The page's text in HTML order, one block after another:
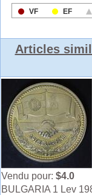
Articles
Vendu pour: $4.0
BULGARIA 1 Lev